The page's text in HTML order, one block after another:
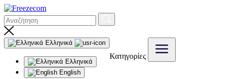
Ελληνικά
Ελληνικά
English
Κατηγορίες